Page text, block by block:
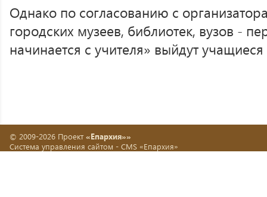
Однако по согласованию с
городских музеев, библиотек, вузов -
начинается с учителя» выйдут
© 2009-2026 Проект «Епархия»»
Система управления сайтом - CMS «Епархия»